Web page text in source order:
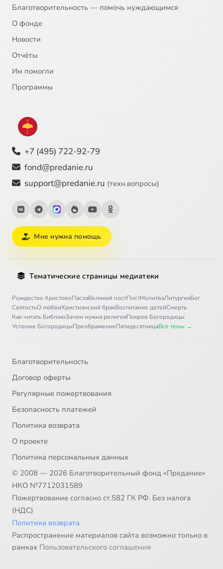
Благотворительность — помочь нуждающимся
О фонде
Новости
Отчёты
Им помогли
Программы
+7 (495) 722-92-79
fond@predanie.ru
support@predanie.ru (техн.вопросы)
Мне нужна помощь
Тематические страницы медиатеки
Рождество ХристовоПасхаВеликий постПостМолитваЛитургияБог
СвятостьО любвиХристианский бракВоспитание детейСмерть
Как читать БиблиюЗачем нужна религияПокров Богородицы
Успение БогородицыПреображениеПятидесятницаВсе темы →
Благотворительность
Договор оферты
Регулярные пожертвования
Безопасность платежей
Политика возврата
О проекте
Политика персональных данных
© 2008 — 2026 Благотворительный фонд «Предание»
НКО №7712031589
Пожертвование согласно ст.582 ГК РФ. Без налога
(НДС)
Политика возврата
Распространение материалов сайта возможно только в
рамках Пользовательского соглашения